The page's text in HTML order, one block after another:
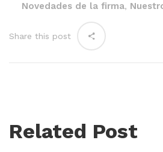
Novedades de la firma,
Share this post
Related Post